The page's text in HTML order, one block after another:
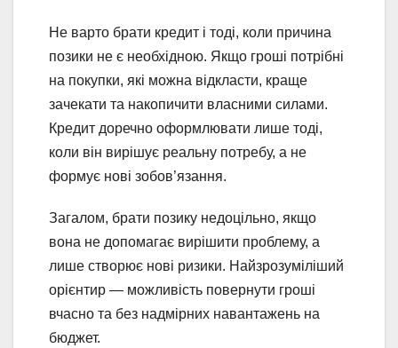
Не варто брати кредит і тоді, коли причина
позики не є необхідною. Якщо гроші потрібні
на покупки, які можна відкласти, краще
зачекати та накопичити власними силами.
Кредит доречно оформлювати лише тоді,
коли він вирішує реальну потребу, а не
формує нові зобов’язання.
Загалом, брати позику недоцільно, якщо
вона не допомагає вирішити проблему, а
лише створює нові ризики. Найзрозуміліший
орієнтир — можливість повернути гроші
вчасно та без надмірних навантажень на
бюджет.